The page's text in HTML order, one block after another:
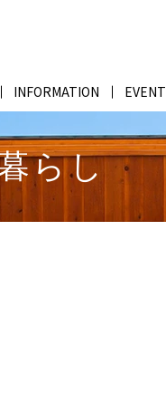
INFORMATION EVENT
らし